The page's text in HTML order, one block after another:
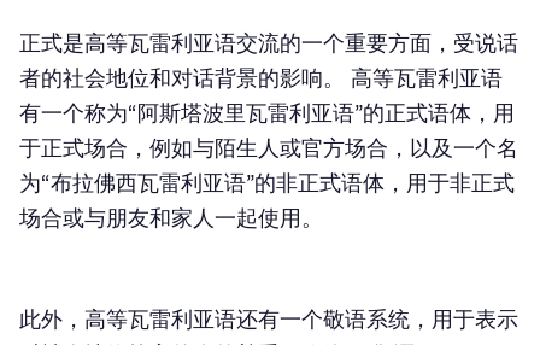
正式是高等瓦雷利亚语交流的一个重要方面，受说话
者的社会地位和对话背景的影响。 高等瓦雷利亚语
有一个称为“阿斯塔波里瓦雷利亚语”的正式语体，用
于正式场合，例如与陌生人或官方场合，以及一个名
为“布拉佛西瓦雷利亚语”的非正式语体，用于非正式
场合或与朋友和家人一起使用。
此外，高等瓦雷利亚语还有一个敬语系统，用于表示